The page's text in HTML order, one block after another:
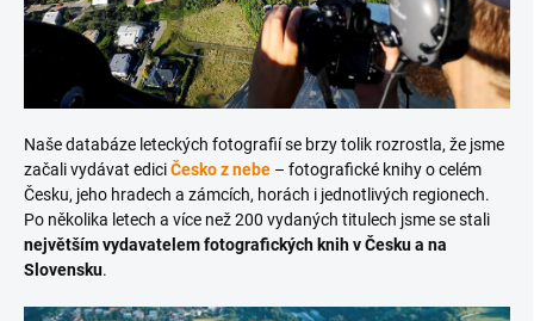
Naše databáze leteckých fotografií se brzy tolik rozrostla, že jsme
začali vydávat ediciČesko z nebe – fotografické knihy o celém
Česku, jeho hradech a zámcích, horách i jednotlivých regionech.
Po několika letech a více než 200 vydaných titulech jsme se stali
největším vydavatelem fotografických knih v Česku a na
Slovensku.